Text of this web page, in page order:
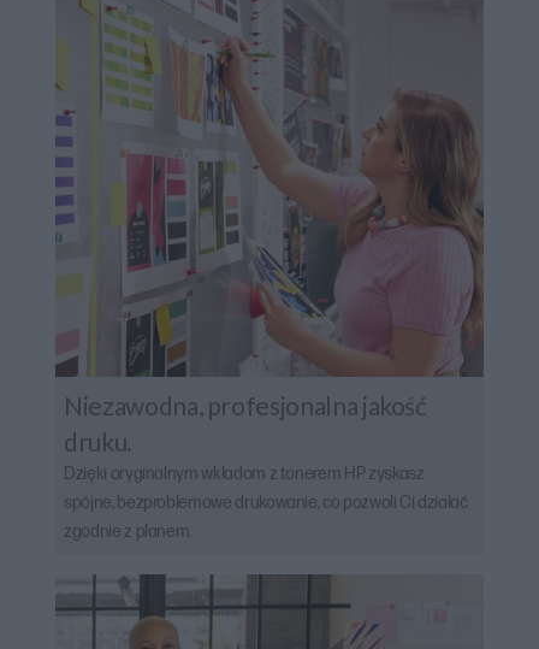
Niezawodna, profesjonalna jakość
druku.
Dzięki oryginalnym wkładom z tonerem HP zyskasz
spójne, bezproblemowe drukowanie, co pozwoli Ci działać
zgodnie z planem.